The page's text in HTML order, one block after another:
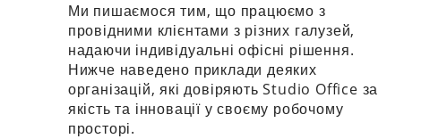
Ми пишаємося тим, що працюємо з
провідними клієнтами з різних галузей,
надаючи індивідуальні офісні рішення.
Нижче наведено приклади деяких
організацій, які довіряють Studio Office за
якість та інновації у своєму робочому
просторі.